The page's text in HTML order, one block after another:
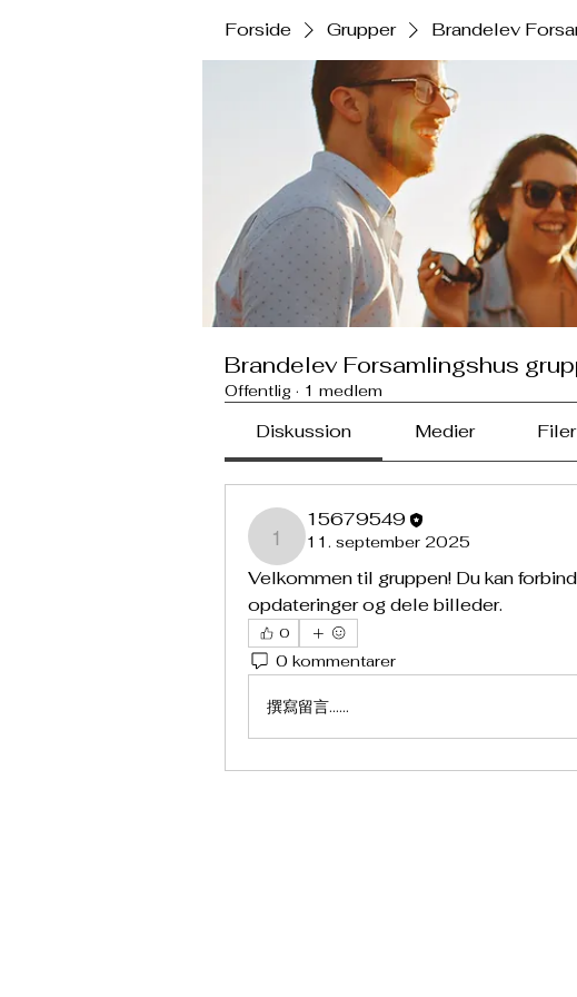
Forside Grupper Brandelev
Brandelev Forsamlingshus
Offentlig · 1 medlem
Diskussion Medier Filer
15679549
15679549
11. september 2025
Velkommen til gruppen! Du kan
opdateringer og dele billeder.
0
0 kommentarer
撰寫留言......